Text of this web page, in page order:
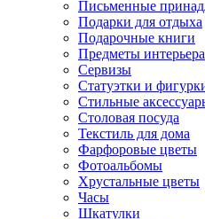
Письменные
Подарки для отдыха
Подарочные книги
Предметы интерьера
Сервизы
Статуэтки и
Стильные
Столовая посуда
Текстиль для дома
Фарфоровые цветы
Фотоальбомы
Хрустальные цветы
Часы
Шкатулки